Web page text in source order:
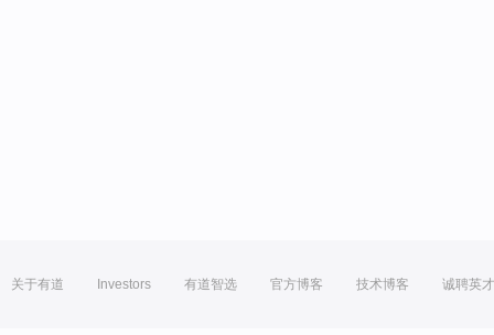
关于有道 Investors 有道智选 官方博客 技术博客 诚聘英才